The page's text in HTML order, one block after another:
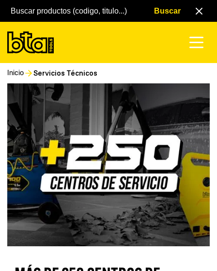
Inicio Servicios Técnicos